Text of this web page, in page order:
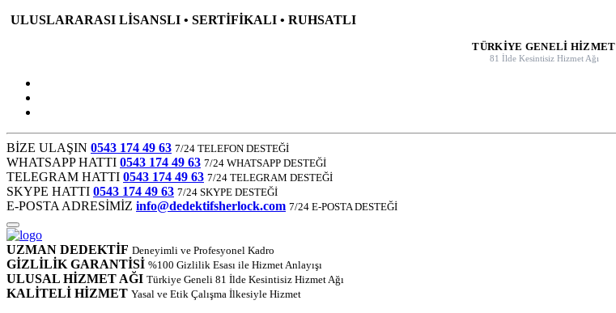
ULUSLARARASI LİSANSLI • SERTİFİKALI • RUHSATLI
TÜRKİYE GENELİ HİZMET
81 İlde Kesintisiz Hizmet Ağı
BİZE ULAŞIN 0543 174 49 63 7/24 TELEFON DESTEĞİ
WHATSAPP HATTI 0543 174 49 63 7/24 WHATSAPP DESTEĞİ
TELEGRAM HATTI 0543 174 49 63 7/24 TELEGRAM DESTEĞİ
SKYPE HATTI 0543 174 49 63 7/24 SKYPE DESTEĞİ
E-POSTA ADRESİMİZ info@dedektifsherlock.com 7/24 E-POSTA DESTEĞİ
UZMAN DEDEKTİF Deneyimli ve Profesyonel Kadro
GİZLİLİK GARANTİSİ %100 Gizlilik Esası ile Hizmet Anlayışı
ULUSAL HİZMET AĞI Türkiye Geneli 81 İlde Kesintisiz Hizmet Ağı
KALİTELİ HİZMET Yasal ve Etik Çalışma İlkesiyle Hizmet